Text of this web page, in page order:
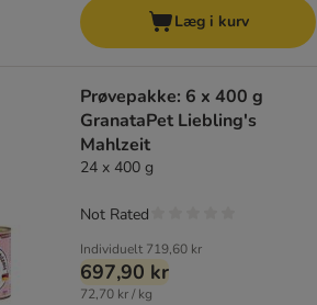
Læg i kurv
Prøvepakke: 6 x 400 g
GranataPet Liebling's
Mahlzeit
24 x 400 g
Individuelt 719,60 kr
697,90 kr
72,70 kr / kg
Not Rated